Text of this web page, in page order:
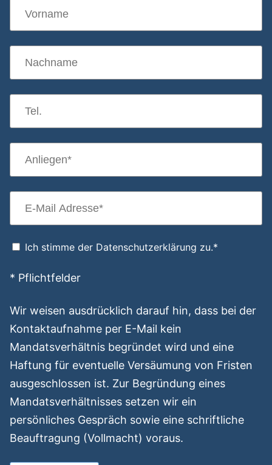
Ich stimme der Datenschutzerklärung zu.*
* Pflichtfelder
Wir weisen ausdrücklich darauf hin, dass bei der
Kontaktaufnahme per E-Mail kein
Mandatsverhältnis begründet wird und eine
Haftung für eventuelle Versäumung von Fristen
ausgeschlossen ist. Zur Begründung eines
Mandatsverhältnisses setzen wir ein
persönliches Gespräch sowie eine schriftliche
Beauftragung (Vollmacht) voraus.